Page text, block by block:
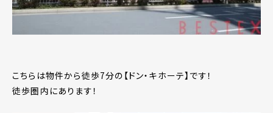
こちらは物件から徒歩7分の【ドン・キホーテ】です！
徒歩圏内にあります！